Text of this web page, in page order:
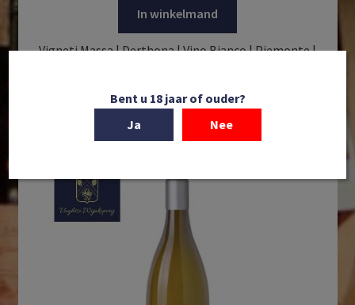
In winkelmand
Vigneti Massa | Derthona | Vino Bianco | Piemonte |
Bent u 18 jaar of ouder?
Ja
Nee